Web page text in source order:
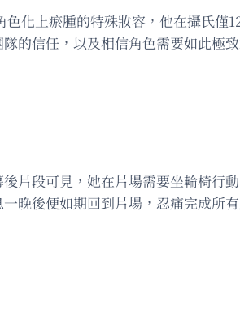
化上瘀腫的特殊妝容，他在攝氏
的信任，以及相信角色需要如此極
片段可見，她在片場需要坐輪椅行
晚後便如期回到片場，忍痛完成所